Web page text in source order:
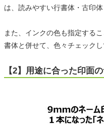
は、読みやすい行書体・古印
また、インクの色も指定する
書体と併せて、色々チェックし
【2】用途に合った印面